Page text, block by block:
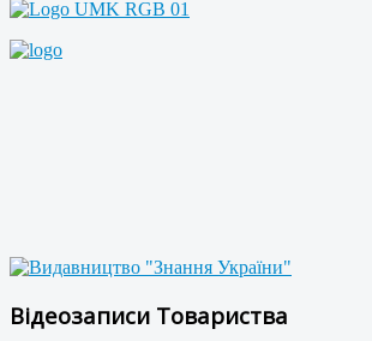
Відеозаписи Товариства